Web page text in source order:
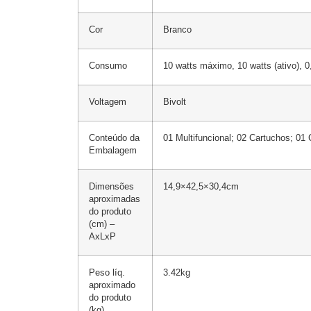
Cor Branco
Consumo 10 watts máximo, 10 watts (ativo),
Voltagem Bivolt
Conteúdo da
Embalagem
01 Multifuncional; 02 Cartuchos; 01
Dimensões
aproximadas
do produto
(cm) –
AxLxP
14,9×42,5×30,4cm
Peso líq.
aproximado
do produto
3.42kg